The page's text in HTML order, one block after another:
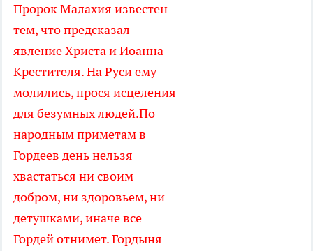
Пророк Малахия известен
тем, что предсказал
явление Христа и Иоанна
Крестителя. На Руси ему
молились, прося исцеления
для безумных людей.По
народным приметам в
Гордеев день нельзя
хвастаться ни своим
добром, ни здоровьем, ни
детушками, иначе все
Гордей отнимет. Гордыня